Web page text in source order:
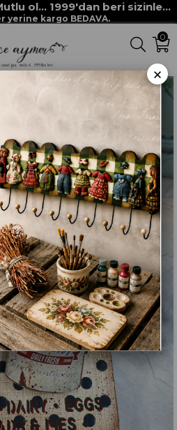
ol... 1999'dan beri sizinle...
yerine kargo BEDAVA.
0
Ece Aymer Ev Dekor Ürünleri
PANOSU
×